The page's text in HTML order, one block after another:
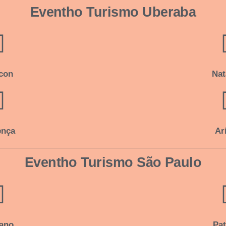
Eventho Turismo Uberaba
Eventho Turismo São Paulo